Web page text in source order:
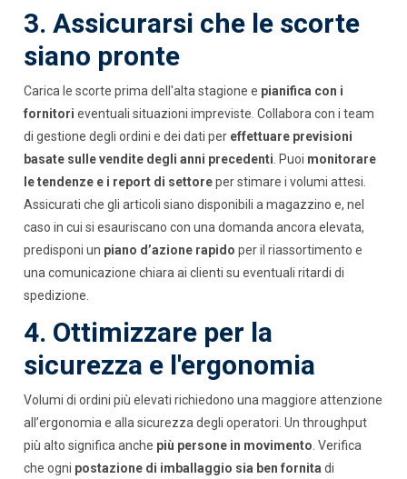
3. Assicurarsi che le scorte
siano pronte
Carica le scorte prima dell'alta stagione e pianifica con i
fornitori eventuali situazioni impreviste. Collabora con i team
di gestione degli ordini e dei dati per effettuare previsioni
basate sulle vendite degli anni precedenti. Puoi monitorare
le tendenze e i report di settoreper stimare i volumi attesi.
Assicurati che gli articoli siano disponibili a magazzino e, nel
caso in cui si esauriscano con una domanda ancora elevata,
predisponi un piano d’azione rapido per il riassortimento e
una comunicazione chiara ai clienti su eventuali ritardi di
spedizione.
4. Ottimizzare per la
sicurezza e l'ergonomia
Volumi di ordini più elevati richiedono una maggiore attenzione
all’ergonomia e alla sicurezza degli operatori. Un throughput
più alto significa anche più persone in movimento. Verifica
che ogni postazione di imballaggio sia ben fornita di